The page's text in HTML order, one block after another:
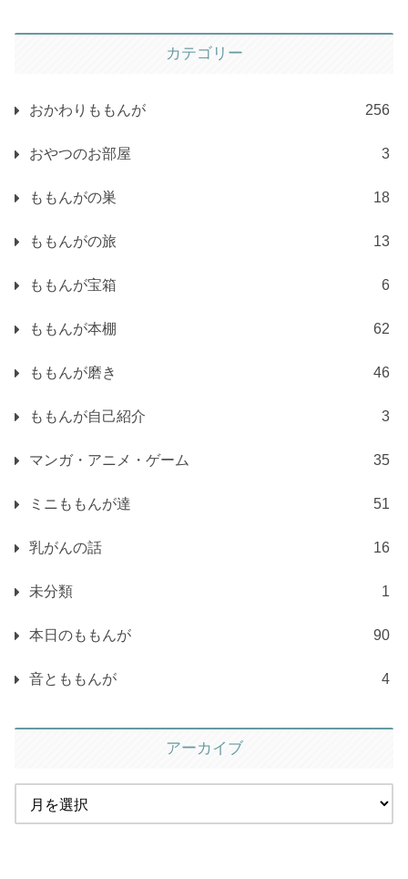
カテゴリー
おかわりももんが 256
おやつのお部屋 3
ももんがの巣 18
ももんがの旅 13
ももんが宝箱 6
ももんが本棚 62
ももんが磨き 46
ももんが自己紹介 3
マンガ・アニメ・ゲーム 35
ミニももんが達 51
乳がんの話 16
未分類 1
本日のももんが 90
音とももんが 4
アーカイブ